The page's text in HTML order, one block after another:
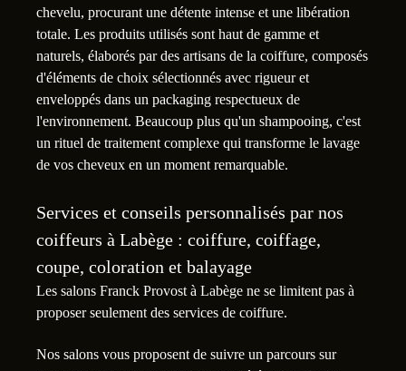
chevelu, procurant une détente intense et une libération
totale. Les produits utilisés sont haut de gamme et
naturels, élaborés par des artisans de la coiffure, composés
d'éléments de choix sélectionnés avec rigueur et
enveloppés dans un packaging respectueux de
l'environnement. Beaucoup plus qu'un shampooing, c'est
un rituel de traitement complexe qui transforme le lavage
de vos cheveux en un moment remarquable.
Services et conseils personnalisés par nos
coiffeurs à Labège : coiffure, coiffage,
coupe, coloration et balayage
Les salons Franck Provost à Labège ne se limitent pas à
proposer seulement des services de coiffure.
Nos salons vous proposent de suivre un parcours sur